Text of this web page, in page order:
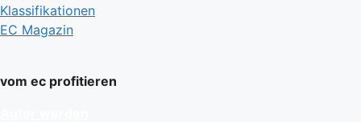
Klassifikationen
EC Magazin
vom ec profitieren